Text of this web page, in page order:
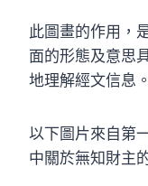
此圖畫的作用，
面的形態及意思
地理解經文信息。
以下圖片來自第
中關於無知財主